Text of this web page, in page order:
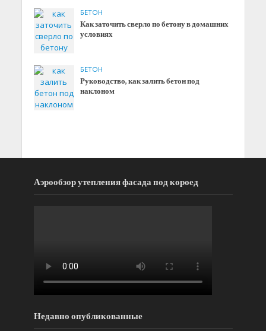
БЕТОН
Как заточить сверло по бетону в домашних
условиях
БЕТОН
Руководство, как залить бетон под
наклоном
Аэрообзор утепления фасада под короед
Недавно опубликованные